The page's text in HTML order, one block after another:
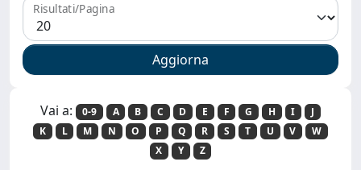
Risultati/Pagina
Vai a: 0-9 A B C D E F G H I
J
K
L M N O P Q R S T U V
W
X
Y Z